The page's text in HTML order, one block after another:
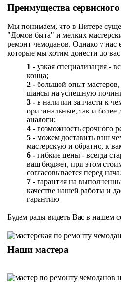
Преимущества
Мы понимаем, что в Питере
"Домов быта" и мелких
ремонт чемоданов. Однако у нас
которые мы хотим донести до вас:
1 - узкая специализация -
конца;
2 - большой опыт
шансы на успешную
3 - в наличии запчасти к
оригинальные, так и более
аналоги;
4 - возможность срочного
5 - можем доставить ваш
мастерскую и обратно, к
6 - гибкие цены - всегда
ваш бюджет, при этом
согласовывается перед
7 - гарантия на
качестве нашей работы и
гарантию.
Будем рады видеть Вас в нашем
Наши мастера